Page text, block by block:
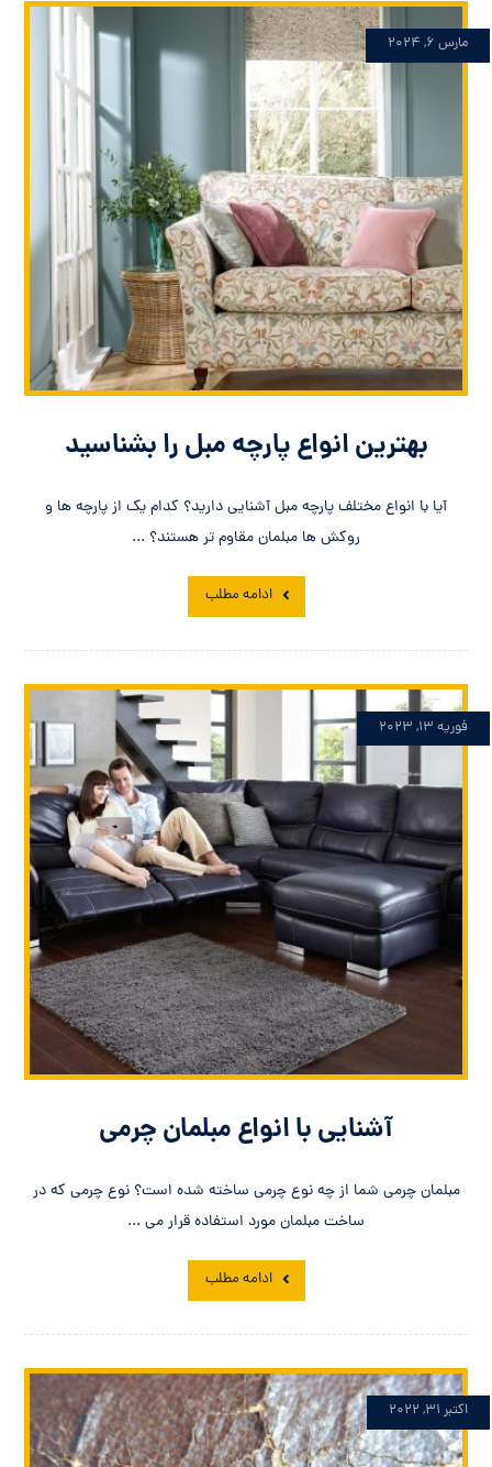
بهترین انواع پارچه مبل را بشناسید
مارس ۶, ۲۰۲۴
آیا با انواع مختلف پارچه مبل آشنایی دارید؟ کدام یک از پارچه ها و
روکش ها مبلمان مقاوم تر هستند؟ ...
ادامه مطلب
آشنایی با انواع مبلمان چرمی
فوریه ۱۳, ۲۰۲۳
مبلمان چرمی شما از چه نوع چرمی ساخته شده است؟ نوع چرمی که در
ساخت مبلمان مورد استفاده قرار می ...
ادامه مطلب
اکتبر ۳۱, ۲۰۲۲